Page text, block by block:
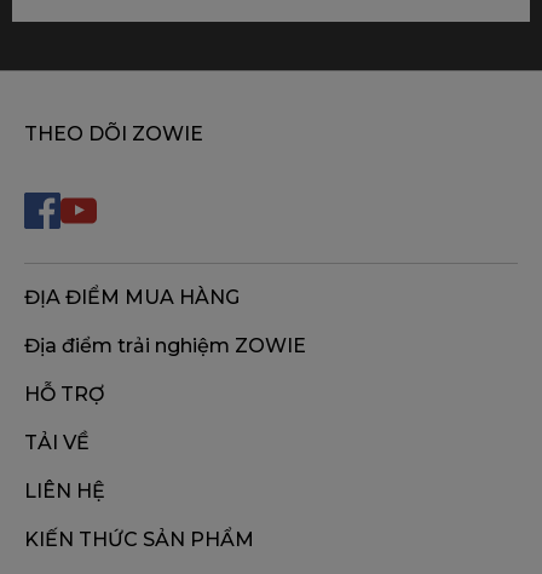
THEO DÕI ZOWIE
ĐỊA ĐIỂM MUA HÀNG
Địa điểm trải nghiệm ZOWIE
HỖ TRỢ
TẢI VỀ
LIÊN HỆ
KIẾN THỨC SẢN PHẨM